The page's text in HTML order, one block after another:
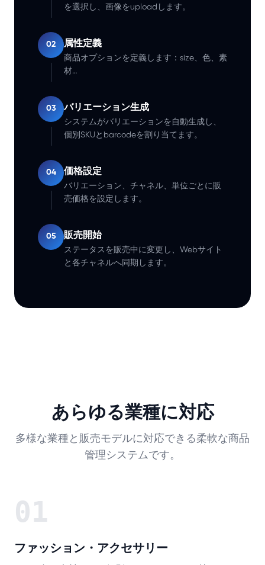
を選択し、画像をuploadします。
02 属性定義
商品オプションを定義します：size、色、素
材…
03 バリエーション生成
システムがバリエーションを自動生成し、
個別SKUとbarcodeを割り当てます。
04 価格設定
バリエーション、チャネル、単位ごとに販
売価格を設定します。
05 販売開始
ステータスを販売中に変更し、Webサイト
と各チャネルへ同期します。
あらゆる業種に対応
多様な業種と販売モデルに対応できる柔軟な商品
管理システムです。
01
ファッション・アクセサリー